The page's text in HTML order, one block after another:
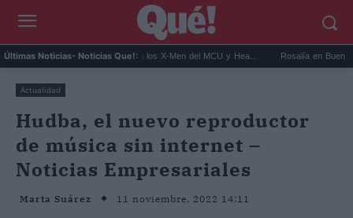
Últimas Noticias- Noticias Que!:
Kit Connor será Cíclope en los X-Men del MCU y Hea... Rosalía en Buenos
Actualidad
Hudba, el nuevo reproductor
de música sin internet –
Noticias Empresariales
Marta Suárez 11 noviembre, 2022 14:11